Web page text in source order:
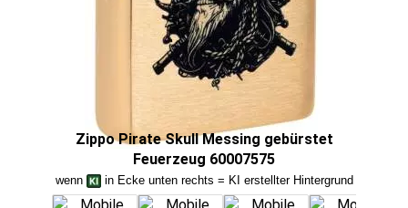
Zippo Pirate Skull Messing gebürstet
Feuerzeug 60007575
wenn in Ecke unten rechts = KI erstellter Hintergrund